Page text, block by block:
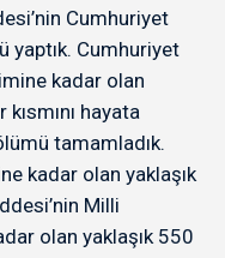
Cumhuriyet
yaptık. Cumhuriyet
kadar olan
hayata
tamamladık.
kadar olan yaklaşık
Milli
olan yaklaşık 550